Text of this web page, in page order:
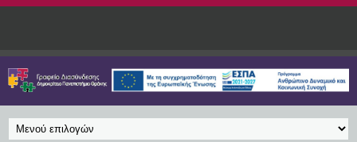
Παράκαμψη προς το κυρίως περιεχόμενο